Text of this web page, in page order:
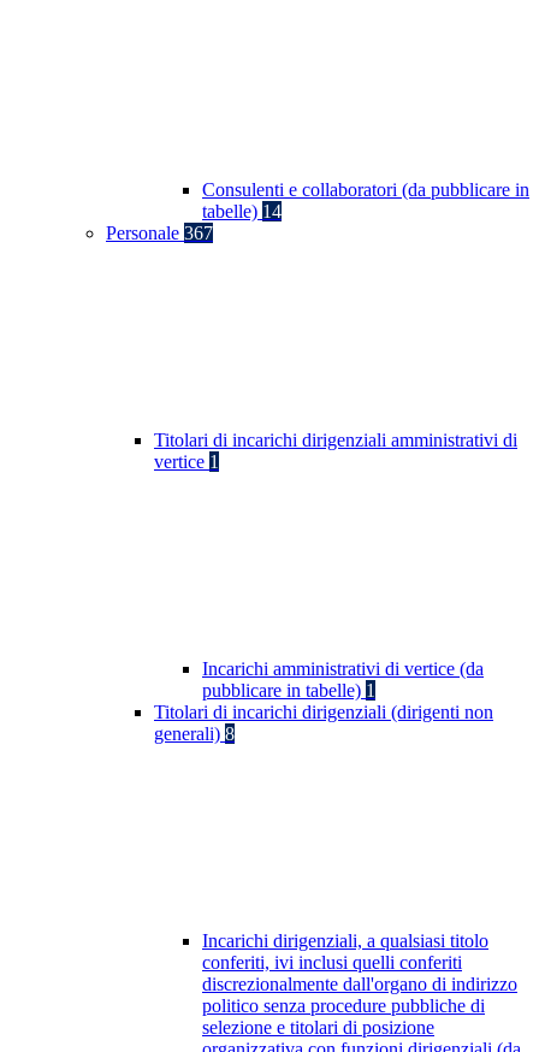
Consulenti e collaboratori (da pubblicare in
tabelle) 14
Personale 367
Titolari di incarichi dirigenziali amministrativi di
vertice 1
Incarichi amministrativi di vertice (da
pubblicare in tabelle) 1
Titolari di incarichi dirigenziali (dirigenti non
generali) 8
Incarichi dirigenziali, a qualsiasi titolo
conferiti, ivi inclusi quelli conferiti
discrezionalmente dall'organo di indirizzo
politico senza procedure pubbliche di
selezione e titolari di posizione